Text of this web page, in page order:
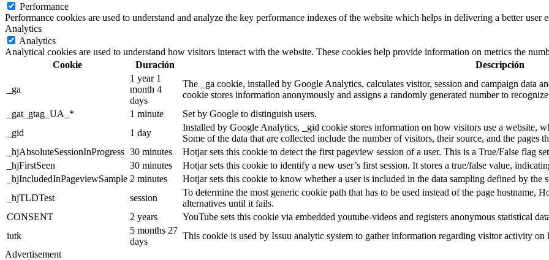
Performance
Performance cookies are used to understand and analyze the key performance indexes of the website which helps in delivering a better user
Analytics
Analytics
Analytical cookies are used to understand how visitors interact with the website. These cookies help provide information on metrics the
Cookie
Duración Descripción
_ga
1 year 1
month 4
days
The _ga cookie, installed by Google Analytics, calculates visitor, session and campaign data
cookie stores information anonymously and assigns a randomly generated number to
_gat_gtag_UA_*
1 minute
Set by Google to distinguish users.
_gid
1 day
Installed by Google Analytics, _gid cookie stores information on how visitors use a website,
Some of the data that are collected include the number of visitors, their source, and the pages
_hjAbsoluteSessionInProgress 30 minutes
Hotjar sets this cookie to detect the first pageview session of a user. This is a True/False flag
_hjFirstSeen
30 minutes
Hotjar sets this cookie to identify a new user’s first session. It stores a true/false value,
_hjIncludedInPageviewSample 2 minutes
Hotjar sets this cookie to know whether a user is included in the data sampling defined by the
_hjTLDTest
session
To determine the most generic cookie path that has to be used instead of the page
alternatives until it fails.
CONSENT
2 years
YouTube sets this cookie via embedded youtube-videos and registers anonymous statistical
iutk
5 months 27
days
This cookie is used by Issuu analytic system to gather information regarding visitor activity on
Advertisement